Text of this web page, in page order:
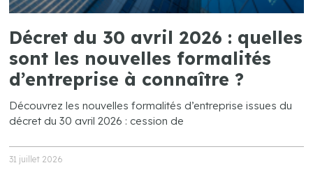
Décret du 30 avril 2026 : quelles
sont les nouvelles formalités
d’entreprise à connaître ?
Découvrez les nouvelles formalités d’entreprise issues du
décret du 30 avril 2026 : cession de
31 juillet 2026